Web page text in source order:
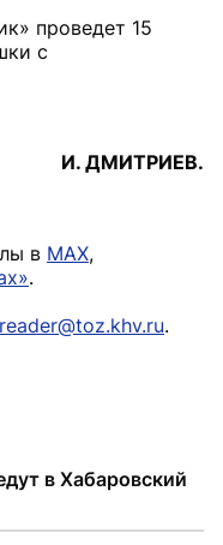
проведет 15
с
И. ДМИТРИЕВ.
в MAX,
.
reader@toz.khv.ru.
в Хабаровский